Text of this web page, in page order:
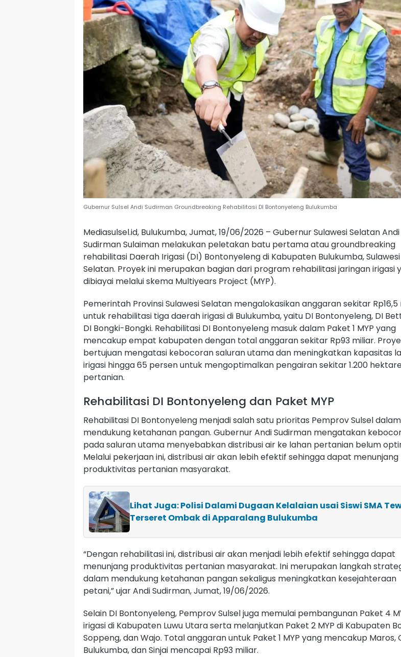
Gubernur Sulsel Andi Sudirman Groundbreaking Rehabilitasi DI Bontonyeleng Bulukumba
Mediasulsel.id, Bulukumba, Jumat, 19/06/2026 – Gubernur Sulawesi Selatan Andi
Sudirman Sulaiman melakukan peletakan batu pertama atau groundbreaking
rehabilitasi Daerah Irigasi (DI) Bontonyeleng di Kabupaten Bulukumba, Sulawesi
Selatan. Proyek ini merupakan bagian dari program rehabilitasi jaringan irigasi
dibiayai melalui skema Multiyears Project (MYP).
Pemerintah Provinsi Sulawesi Selatan mengalokasikan anggaran sekitar Rp16,5
untuk rehabilitasi tiga daerah irigasi di Bulukumba, yaitu DI Bontonyeleng, DI
DI Bongki-Bongki. Rehabilitasi DI Bontonyeleng masuk dalam Paket 1 MYP yang
mencakup empat kabupaten dengan total anggaran sekitar Rp93 miliar.
bertujuan mengatasi kebocoran saluran utama dan meningkatkan kapasitas
irigasi hingga 65 persen untuk mengoptimalkan pengairan sekitar 1.200
pertanian.
Rehabilitasi DI Bontonyeleng dan Paket MYP
Rehabilitasi DI Bontonyeleng menjadi salah satu prioritas Pemprov Sulsel dalam
mendukung ketahanan pangan. Gubernur Andi Sudirman mengatakan
pada saluran utama menyebabkan distribusi air ke lahan pertanian belum
Melalui pekerjaan ini, distribusi air akan lebih efektif sehingga dapat menunjang
produktivitas pertanian masyarakat.
Lihat Juga: Polisi Dalami Dugaan Kelalaian usai Siswi SMA
Terseret Ombak di Apparalang Bulukumba
“Dengan rehabilitasi ini, distribusi air akan menjadi lebih efektif sehingga dapat
menunjang produktivitas pertanian masyarakat. Ini merupakan langkah
dalam mendukung ketahanan pangan sekaligus meningkatkan kesejahteraan
petani,” ujar Andi Sudirman, Jumat, 19/06/2026.
Selain DI Bontonyeleng, Pemprov Sulsel juga memulai pembangunan Paket 4
irigasi di Kabupaten Luwu Utara serta melanjutkan Paket 2 MYP di Kabupaten
Soppeng, dan Wajo. Total anggaran untuk Paket 1 MYP yang mencakup Maros,
Bulukumba, dan Sinjai mencapai Rp93 miliar.